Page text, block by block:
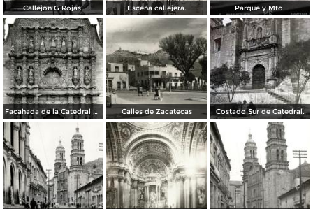
Callejon G Rojas. Escena callejera. Parque y Mto.
Facahada de la Catedral de Zacatecas Calles de Zacatecas Costado Sur de Catedral.